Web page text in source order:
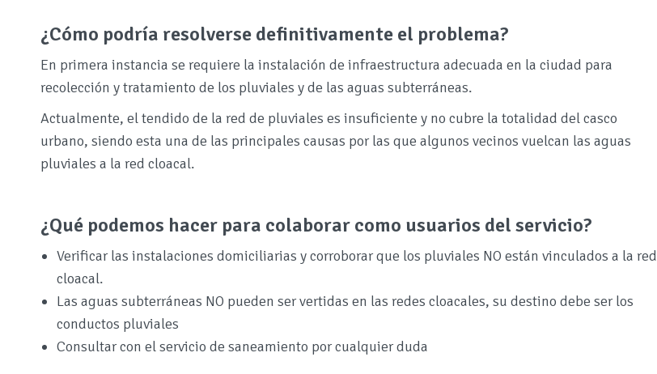
¿Cómo podría resolverse definitivamente el problema?
En primera instancia se requiere la instalación de infraestructura adecuada en la ciudad para
recolección y tratamiento de los pluviales y de las aguas subterráneas.
Actualmente, el tendido de la red de pluviales es insuficiente y no cubre la totalidad del casco
urbano, siendo esta una de las principales causas por las que algunos vecinos vuelcan las aguas
pluviales a la red cloacal.
¿Qué podemos hacer para colaborar como usuarios del servicio?
Verificar las instalaciones domiciliarias y corroborar que los pluviales NO están vinculados a la red
cloacal.
Las aguas subterráneas NO pueden ser vertidas en las redes cloacales, su destino debe ser los
conductos pluviales
Consultar con el servicio de saneamiento por cualquier duda